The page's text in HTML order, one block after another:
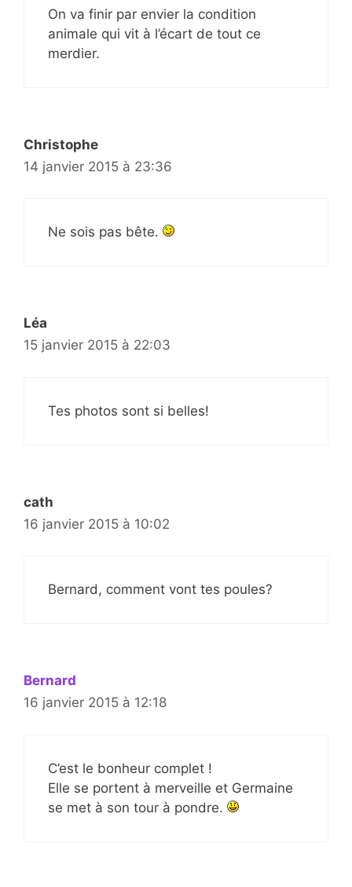
On va finir par envier la condition
animale qui vit à l’écart de tout ce
merdier.
Christophe
14 janvier 2015 à 23:36
Ne sois pas bête.
Léa
15 janvier 2015 à 22:03
Tes photos sont si belles!
cath
16 janvier 2015 à 10:02
Bernard, comment vont tes poules?
Bernard
16 janvier 2015 à 12:18
C’est le bonheur complet !
Elle se portent à merveille et Germaine
se met à son tour à pondre.